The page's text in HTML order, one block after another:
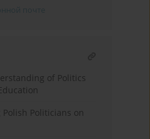
of Politics
Politicians on